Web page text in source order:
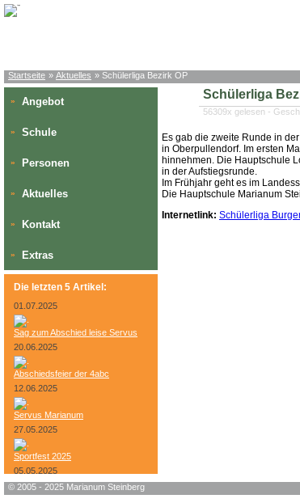
Startseite » Aktuelles » Schülerliga Bezirk OP
» Angebot
» Schule
» Personen
» Aktuelles
» Kontakt
» Extras
Die letzten 5 Artikel:
01.07.2025
Sag zum Abschied leise Servus
20.06.2025
Abschiedsfeier der 4abc
12.06.2025
Servus Marianum
27.05.2025
Sportfest 2025
05.05.2025
Bundesheer-Tag
Schülerliga
56309x gelesen -
Es gab die zweite Runde in
in Oberpullendorf. Im ersten
hinnehmen. Die Hauptschule
in der Aufstiegsrunde.
Im Frühjahr geht es im
Die Hauptschule Marianum
Internetlink: Schülerliga
© 2005 - 2025 Marianum Steinberg